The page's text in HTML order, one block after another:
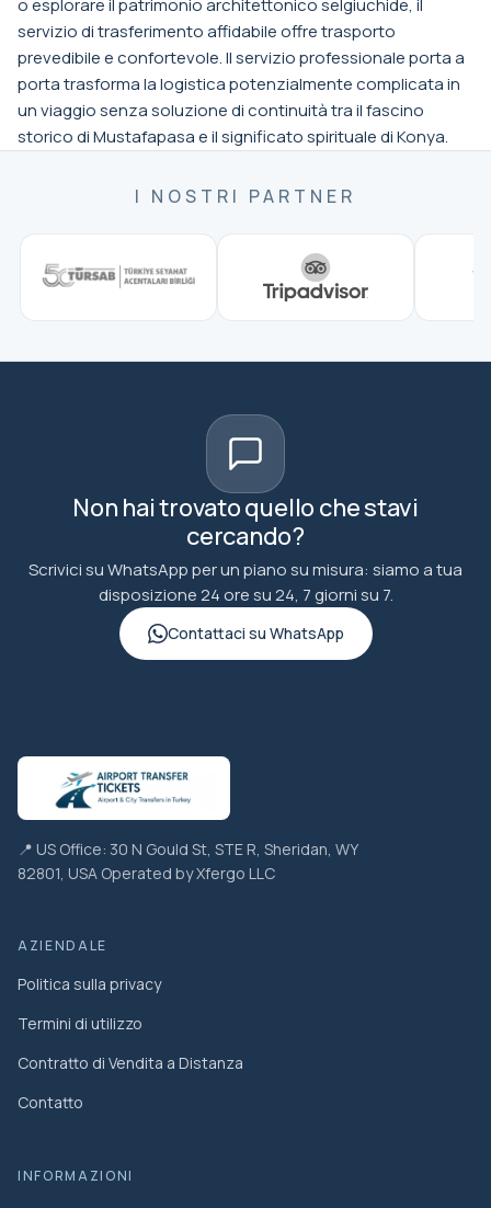
o esplorare il patrimonio architettonico selgiuchide, il
servizio di trasferimento affidabile offre trasporto
prevedibile e confortevole. Il servizio professionale porta a
porta trasforma la logistica potenzialmente complicata in
un viaggio senza soluzione di continuità tra il fascino
storico di Mustafapasa e il significato spirituale di Konya.
I NOSTRI PARTNER
Non hai trovato quello che stavi
cercando?
Scrivici su WhatsApp per un piano su misura: siamo a tua
disposizione 24 ore su 24, 7 giorni su 7.
Contattaci su WhatsApp
📍 US Office: 30 N Gould St, STE R, Sheridan, WY
82801, USA Operated by Xfergo LLC
AZIENDALE
Politica sulla privacy
Termini di utilizzo
Contratto di Vendita a Distanza
Contatto
INFORMAZIONI